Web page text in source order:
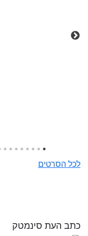
לכל הסרטים
כתב העת סינמטק